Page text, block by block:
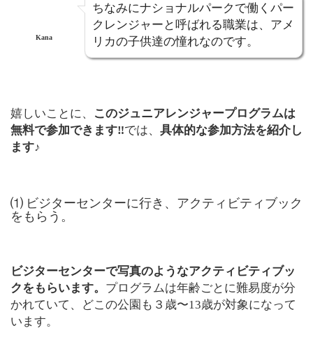
Kana
ちなみにナショナルパークで働くパー
クレンジャーと呼ばれる職業は、アメ
リカの子供達の憧れなのです。
嬉しいことに、
このジュニアレンジャープログラムは
無料で参加できます‼︎では、 具体的な参加方法を紹介し
ます♪
⑴ ビジターセンターに行き、アクティビティブック
をもらう。
ビジターセンターで写真のようなアクティビティブッ
クをもらいます。 プログラムは年齢ごとに難易度が分
かれていて、どこの公園も３歳〜13歳が対象になって
います。